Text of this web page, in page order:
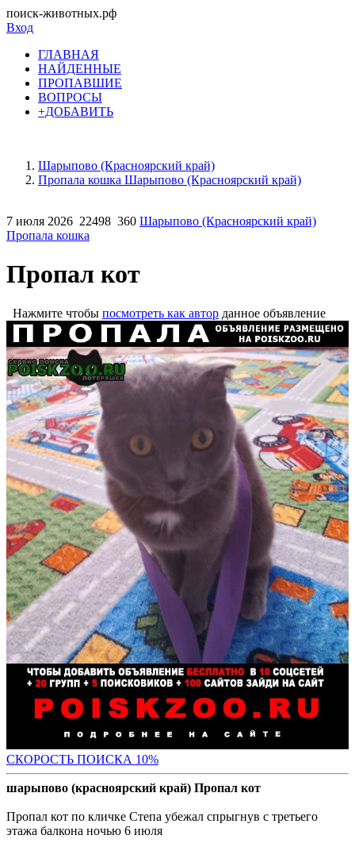
поиск-животных.рф
Вход
ГЛАВНАЯ
НАЙДЕННЫЕ
ПРОПАВШИЕ
ВОПРОСЫ
+ДОБАВИТЬ
Шарыпово (Красноярский край)
Пропала кошка Шарыпово (Красноярский край)
7 июля 2026 22498 360 Шарыпово (Красноярский край)
Пропала кошка
Пропал кот
Нажмите чтобы посмотреть как автор данное объявление
СКОРОСТЬ ПОИСКА 10%
шарыпово (красноярский край) Пропал кот
Пропал кот по кличке Степа убежал спрыгнув с третьего
этажа балкона ночью 6 июля